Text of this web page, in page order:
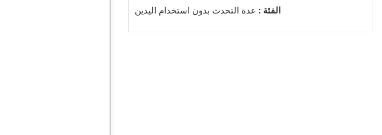
الفئة : عدة التحدث بدون استخدام اليدين